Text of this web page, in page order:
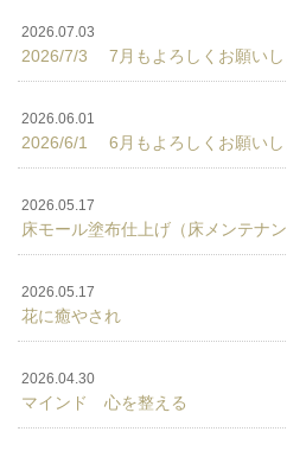
2026.07.03
2026/7/3 7月もよろしくお願いし
2026.06.01
2026/6/1 6月もよろしくお願いし
2026.05.17
床モール塗布仕上げ（床メンテナン
2026.05.17
花に癒やされ
2026.04.30
マインド 心を整える